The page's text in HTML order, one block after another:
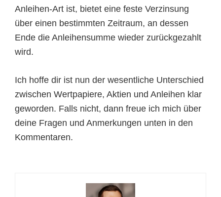
Anleihen-Art ist, bietet eine feste Verzinsung
über einen bestimmten Zeitraum, an dessen
Ende die Anleihensumme wieder zurückgezahlt
wird.
Ich hoffe dir ist nun der wesentliche Unterschied
zwischen Wertpapiere, Aktien und Anleihen klar
geworden. Falls nicht, dann freue ich mich über
deine Fragen und Anmerkungen unten in den
Kommentaren.